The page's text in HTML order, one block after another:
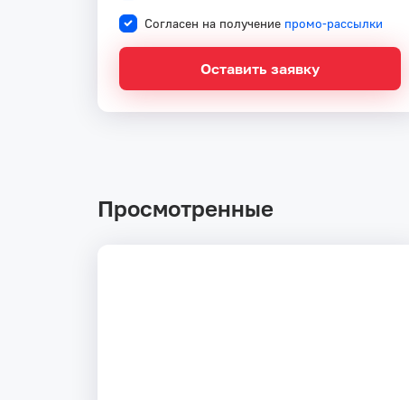
Согласен на получение промо-рассылки
Оставить заявку
Просмотренные